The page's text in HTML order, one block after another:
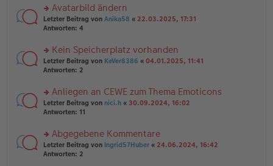
tr
a
g
e
n
er
tr
a
g
n
g
el
e
n
er
tr
a
g
rs
te
n
g
el
e
n
er
tr
a
g
Avatarbild ändern
Letzter Beitrag von Anika58 « 22.03.2025, 17:31
Antworten: 4
rs
te
n
g
el
e
n
er
Kein Speicherplatz vorhanden
Letzter Beitrag von KeVer8386 « 04.01.2025, 11:41
Antworten: 2
rs
te
n
g
el
Anliegen an CEWE zum Thema Emoticons
Letzter Beitrag von nici.h « 30.09.2024, 16:02
Antworten: 11
rs
te
Abgegebene Kommentare
Letzter Beitrag von Ingrid57Huber « 24.06.2024, 16:42
Antworten: 2